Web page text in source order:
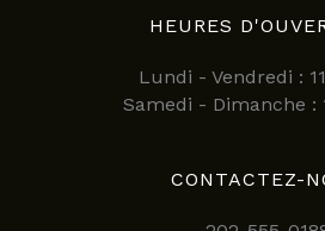
HEURES
Lundi - Vendredi :
Samedi - Dimanche :
CONTACTEZ-